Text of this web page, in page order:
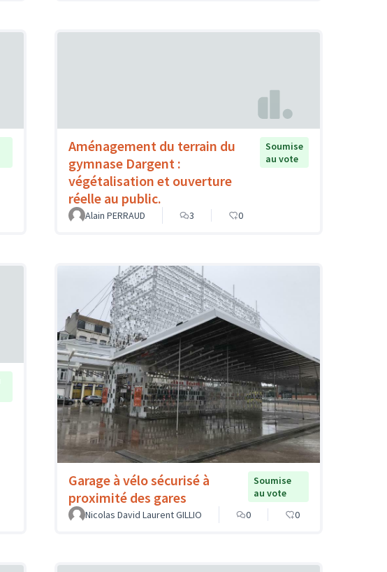
Aménagement du terrain du
gymnase Dargent :
végétalisation et ouverture
réelle au public.
Soumise
au vote
Alain PERRAUD 3 0
Garage à vélo sécurisé à
proximité des gares
Soumise
au vote
Nicolas David Laurent GILLIO
0 0